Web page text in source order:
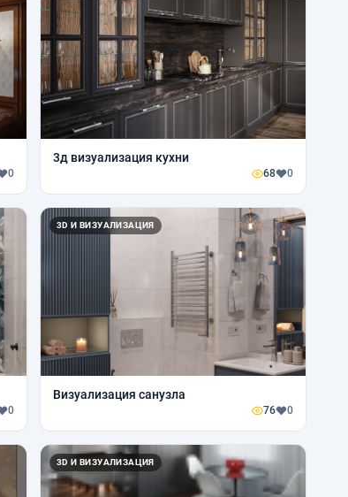
0
3д визуализация кухни
68 0
0
3D И ВИЗУАЛИЗАЦИЯ
Визуализация санузла
76 0
3D И ВИЗУАЛИЗАЦИЯ